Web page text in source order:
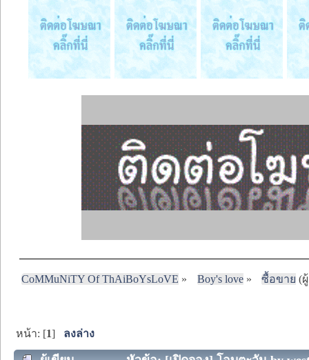
CoMMuNiTY Of ThAiBoYsLoVE » Boy's love» ซื้อขาย (
หน้า: [1] ลงล่าง